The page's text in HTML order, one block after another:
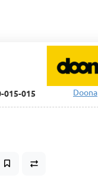
015-015 Doona